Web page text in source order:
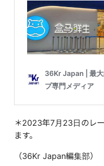
＊2023年7月23日のレ
ます。
（36Kr Japan編集部）